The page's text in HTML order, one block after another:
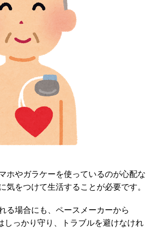
ホやガラケーを使っているのが心配な
気をつけて生活することが必要です。
る場合にも、ペースメーカーから
しっかり守り、トラブルを避けなけれ